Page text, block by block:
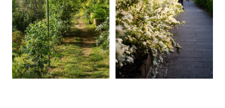
s
z
u
k
a